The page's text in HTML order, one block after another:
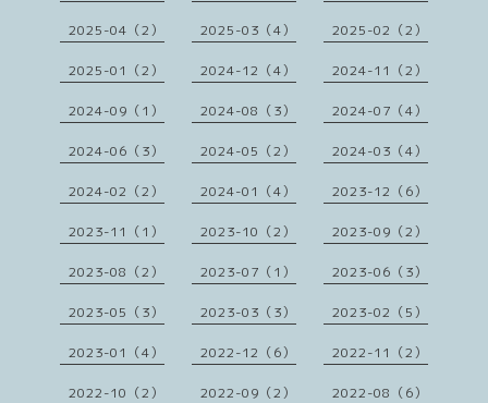
2025-04（2） 2025-03（4） 2025-02（2）
2025-01（2） 2024-12（4） 2024-11（2）
2024-09（1） 2024-08（3） 2024-07（4）
2024-06（3） 2024-05（2） 2024-03（4）
2024-02（2） 2024-01（4） 2023-12（6）
2023-11（1） 2023-10（2） 2023-09（2）
2023-08（2） 2023-07（1） 2023-06（3）
2023-05（3） 2023-03（3） 2023-02（5）
2023-01（4） 2022-12（6） 2022-11（2）
2022-10（2） 2022-09（2） 2022-08（6）